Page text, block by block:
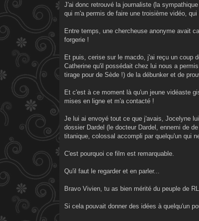
J'ai donc retrouvé la journaliste (la
qui m'a permis de faire une troisième vidéo,
Entre temps, une chercheuse anonyme avait
forgerie !
Et puis, cerise sur le macdo, j'ai reçu un coup
Catherine qu'il possédait chez lui nous a
tirage pour de Sède !) de la débunker et de
Et c'est à ce moment là qu'un jeune vidéaste
mises en ligne et m'a contacté !
Je lui ai envoyé tout ce que j'avais, Jocelyne
dossier Dardel (le docteur Dardel, ennemi de
titanique, colossal accompli par quelqu'un qui
C'est pourquoi ce film est remarquable.
Qu'il faut le regarder et en parler...
Bravo Vivien, tu as bien mérité du peuple de
Si cela pouvait donner des idées à quelqu'un